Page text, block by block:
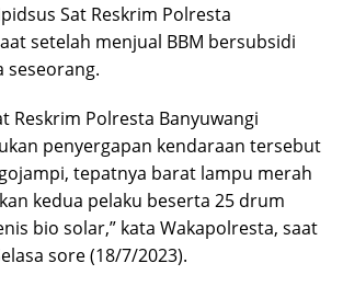
Sat Reskrim Polresta
setelah menjual BBM bersubsidi
seseorang.
Reskrim Polresta Banyuwangi
penyergapan kendaraan tersebut
tepatnya barat lampu merah
kedua pelaku beserta 25 drum
bio solar,” kata Wakapolresta, saat
sore (18/7/2023).